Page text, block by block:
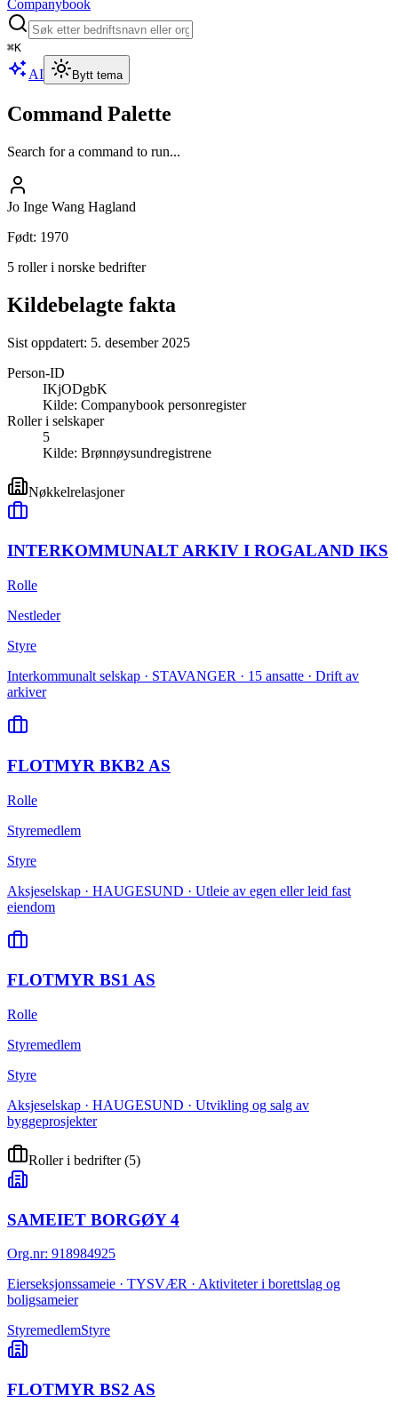
Companybook
⌘K
AI Bytt tema
Command Palette
Search for a command to run...
Jo Inge Wang Hagland
Født: 1970
5 roller i norske bedrifter
Kildebelagte fakta
Sist oppdatert: 5. desember 2025
Person-ID
IKjODgbK
Kilde: Companybook personregister
Roller i selskaper
5
Kilde: Brønnøysundregistrene
Nøkkelrelasjoner
INTERKOMMUNALT ARKIV I ROGALAND IKS
Rolle
Nestleder
Styre
Interkommunalt selskap · STAVANGER · 15 ansatte · Drift av
arkiver
FLOTMYR BKB2 AS
Rolle
Styremedlem
Styre
Aksjeselskap · HAUGESUND · Utleie av egen eller leid fast
eiendom
FLOTMYR BS1 AS
Rolle
Styremedlem
Styre
Aksjeselskap · HAUGESUND · Utvikling og salg av
byggeprosjekter
Roller i bedrifter(5)
SAMEIET BORGØY 4
Org.nr: 918984925
Eierseksjonssameie · TYSVÆR · Aktiviteter i borettslag og
boligsameier
StyremedlemStyre
FLOTMYR BS2 AS